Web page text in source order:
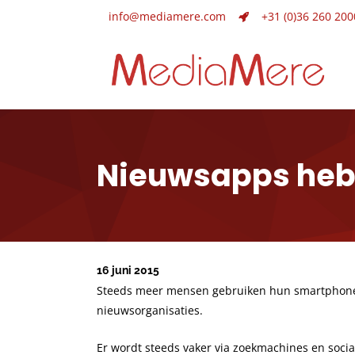
info@mediamere.com +31 (0)36 260
Nieuwsapps
16 juni 2015
Steeds meer mensen gebruiken hun
nieuwsorganisaties.
Er wordt steeds vaker via zoekmachines en